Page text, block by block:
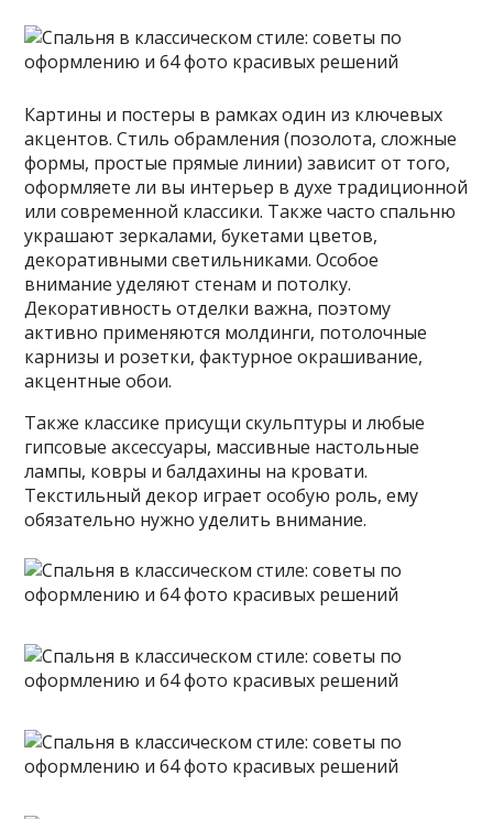
Картины и постеры в рамках один из ключевых
акцентов. Стиль обрамления (позолота, сложные
формы, простые прямые линии) зависит от того,
оформляете ли вы интерьер в духе традиционной
или современной классики. Также часто спальню
украшают зеркалами, букетами цветов,
декоративными светильниками. Особое
внимание уделяют стенам и потолку.
Декоративность отделки важна, поэтому
активно применяются молдинги, потолочные
карнизы и розетки, фактурное окрашивание,
акцентные обои.
Также классике присущи скульптуры и любые
гипсовые аксессуары, массивные настольные
лампы, ковры и балдахины на кровати.
Текстильный декор играет особую роль, ему
обязательно нужно уделить внимание.